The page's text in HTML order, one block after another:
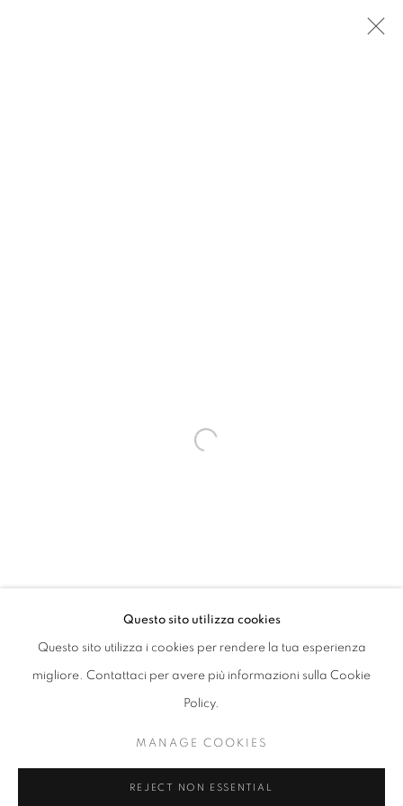
ANONYMOUS
PANORAMICA OPERE
INSTALLAZIONI
MANAGE COOKIES
COPYRIGHT © 2026 CHIARA DEL VECCHIO
SITO CREATO DA ARTLOGIC
Questo sito utilizza cookies
Questo sito utilizza i cookies per rendere la tua esperienza
migliore. Contattaci per avere più informazioni sulla Cookie
Policy.
MANAGE COOKIES
REJECT NON ESSENTIAL
Open a larger version of the